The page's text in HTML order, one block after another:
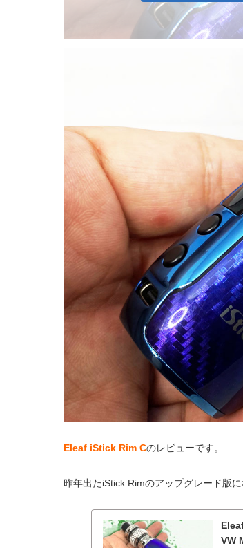
Eleaf iStick Rim Cのレビューです。
昨年出たiStick Rimのアップグレード版に
VW